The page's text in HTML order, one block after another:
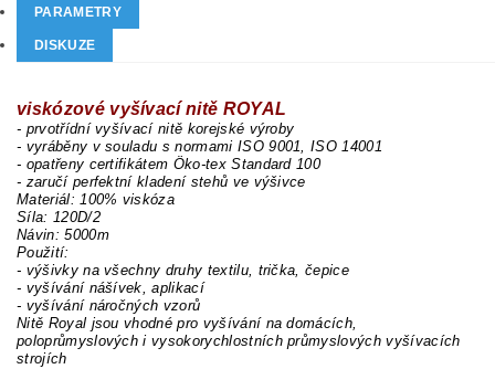
PARAMETRY
DISKUZE
viskózové vyšívací nitě ROYAL
- prvotřídní vyšívací nitě korejské výroby
- vyráběny v souladu s normami ISO 9001, ISO 14001
- opatřeny certifikátem Öko-tex Standard 100
- zaručí perfektní kladení stehů ve výšivce
Materiál: 100% viskóza
Síla: 120D/2
Návin: 5000m
Použití:
- výšivky na všechny druhy textilu, trička, čepice
- vyšívání nášívek, aplikací
- vyšívání náročných vzorů
Nitě Royal jsou vhodné pro vyšívání na domácích,
poloprůmyslových i vysokorychlostních průmyslových vyšívacích
strojích